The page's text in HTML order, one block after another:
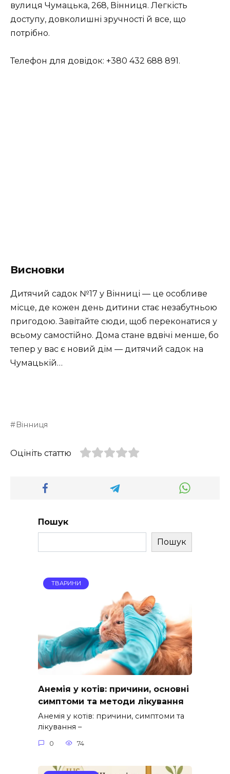
вулиця Чумацька, 268, Вінниця. Легкість
доступу, довколишні зручності й все, що
потрібно.
Телефон для довідок: +380 432 688 891.
Висновки
Дитячий садок №17 у Вінниці — це особливе
місце, де кожен день дитини стає незабутньою
пригодою. Завітайте сюди, щоб переконатися у
всьому самостійно. Дома стане вдвічі менше, бо
тепер у вас є новий дім — дитячий садок на
Чумацькій…
Вінниця
Оцініть статтю
Пошук
Пошук
ТВАРИНИ
Анемія у котів: причини, основні
симптоми та методи лікування
Анемія у котів: причини, симптоми та
лікування –
0 74